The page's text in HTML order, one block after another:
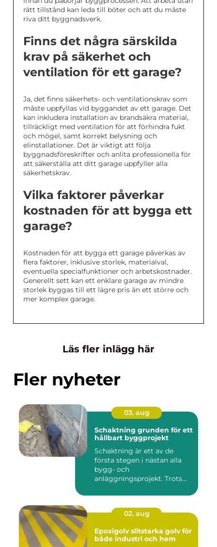
rätt tillstånd kan leda till böter och att du måste
riva ditt byggnadsverk.
Finns det några särskilda
krav på säkerhet och
ventilation för ett garage?
Ja, det finns säkerhets- och ventilationskrav som
måste uppfyllas vid byggandet av ett garage. Det
kan inkludera installation av brandsäkra material,
tillräckligt med ventilation för att förhindra fukt
och mögel, samt korrekt belysning och
elinstallationer. Det är viktigt att följa
byggnadsföreskrifter och anlita professionella för
att säkerställa att ditt garage uppfyller alla
säkerhetskrav.
Vilka faktorer påverkar
kostnaden för att bygga ett
garage?
Kostnaden för att bygga ett garage påverkas av
flera faktorer, inklusive storlek, materialval,
eventuella specialfunktioner och arbetskostnader.
Generellt sett kan ett enklare garage av mindre
storlek byggas till ett lägre pris än ett större och
mer komplex garage.
Läs fler inlägg här
Fler nyheter
03. aug
Schaktning grunden för ett
hållbart byggprojekt
Schaktning är ett av de
första stegen i nästan alla
bygg- och
anläggningsprojekt. Trots
02. aug
Epoxigolv slitstarka golv för
både industri och hem